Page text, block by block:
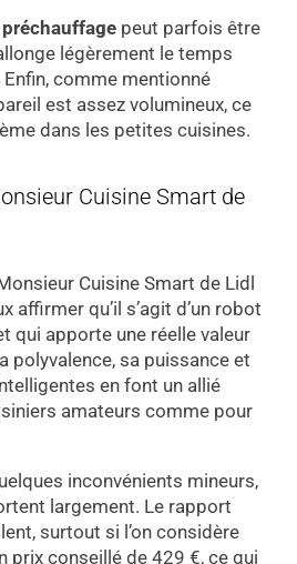
peut parfois être
légèrement le temps
comme mentionné
est assez volumineux, ce
dans les petites cuisines.
Cuisine Smart de
Cuisine Smart de Lidl
affirmer qu’il s’agit d’un robot
qui apporte une réelle valeur
polyvalence, sa puissance et
en font un allié
amateurs comme pour
inconvénients mineurs,
largement. Le rapport
surtout si l’on considère
prix conseillé de 429 €, ce qui